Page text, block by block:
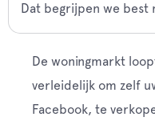
Dat begrijpen we best
De woningmarkt
verleidelijk om zelf
Facebook, te